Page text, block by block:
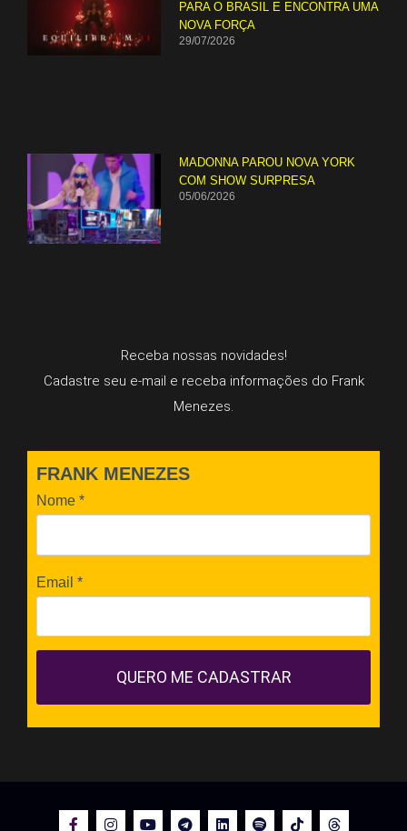
PARA O BRASIL E ENCONTRA UMA
NOVA FORÇA
29/07/2026
MADONNA PAROU NOVA YORK
COM SHOW SURPRESA
05/06/2026
Receba nossas novidades!
Cadastre seu e-mail e receba informações do Frank
Menezes.
FRANK MENEZES
Nome *
Email *
QUERO ME CADASTRAR